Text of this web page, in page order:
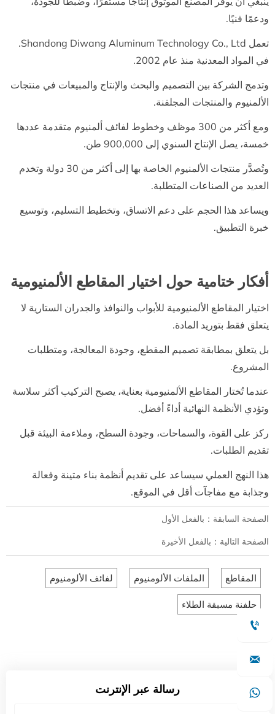
ودعمًا فنيًا.
تعمل Shandong Diwang Aluminum Technology Co., Ltd.
في المواد المعدنية منذ عام 2002.
وتدمج الشركة بين التصميم والبحث والإنتاج والمبيعات في منتجات
الألمنيوم والمنتجات المجلفنة.
ومع أكثر من 300 موظف وخطوط لفائف ألمنيوم متقدمة عددها
خمسة، يصل الإنتاج السنوي إلى 900,000 طن.
وتُصدَّر منتجات الألمنيوم الخاصة بها إلى أكثر من 30 دولة وتخدم
العديد من الصناعات المتطلبة.
ويساعد هذا الحجم على دعم الاتساق، وتخطيط التسليم، وتوسيع
خبرة التطبيق.
أفكار ختامية حول اختيار المقاطع الألمنيومية
اختيار المقاطع الألمنيومية للأبواب والنوافذ والجدران الستارية لا
يتعلق فقط بتوريد المادة.
بل يتعلق بمطابقة تصميم المقطع، وجودة المعالجة، ومتطلبات
المشروع.
عندما تُختار المقاطع الألمنيومية بعناية، يصبح التركيب أكثر سلاسة
وتؤدي الأنظمة النهائية أداءً أفضل.
ركز على القوة، والسماحات، وجودة السطح، وملاءمة البيئة قبل
تقديم الطلبات.
هذا النهج العملي سيساعد على تقديم أنظمة بناء متينة وفعالة
وجذابة مع مفاجآت أقل في الموقع.
الصفحة السابقة：بالفعل الأول
الصفحة التالية：بالفعل الأخيرة
المقاطع الملفات الألومنيوم لفائف الألومنيوم
جلفنة مسبقة الطلاء
رسالة عبر الإنترنت


